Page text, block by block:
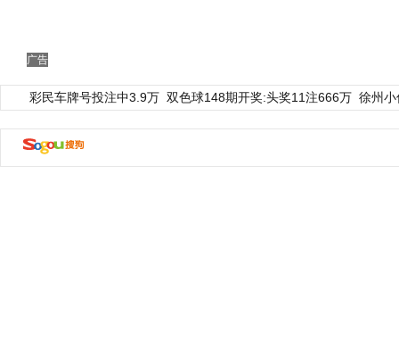
广告
彩民车牌号投注中3.9万 双色球148期开奖:头奖11注666万 徐州